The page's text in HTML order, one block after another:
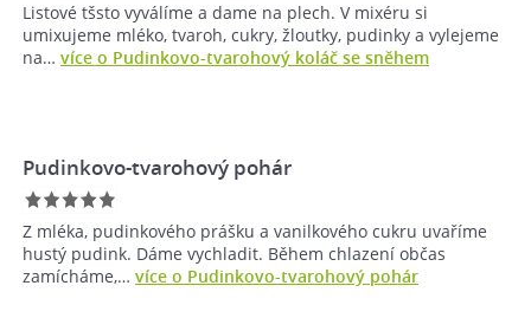
Listové tšsto vyválíme a dame na plech. V mixéru si
umixujeme mléko, tvaroh, cukry, žloutky, pudinky a vylejeme
na… více o Pudinkovo-tvarohový koláč se sněhem
Pudinkovo-tvarohový pohár
Z mléka, pudinkového prášku a vanilkového cukru uvaříme
hustý pudink. Dáme vychladit. Během chlazení občas
zamícháme,… více o Pudinkovo-tvarohový pohár